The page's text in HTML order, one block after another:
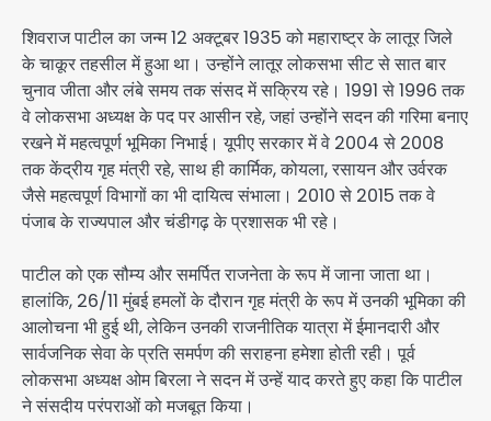
शिवराज पाटील का जन्म 12 अक्टूबर 1935 को महाराष्ट्र के लातूर जिले
के चाकूर तहसील में हुआ था। उन्होंने लातूर लोकसभा सीट से सात बार
चुनाव जीता और लंबे समय तक संसद में सक्रिय रहे। 1991 से 1996 तक
वे लोकसभा अध्यक्ष के पद पर आसीन रहे, जहां उन्होंने सदन की गरिमा बनाए
रखने में महत्वपूर्ण भूमिका निभाई। यूपीए सरकार में वे 2004 से 2008
तक केंद्रीय गृह मंत्री रहे, साथ ही कार्मिक, कोयला, रसायन और उर्वरक
जैसे महत्वपूर्ण विभागों का भी दायित्व संभाला। 2010 से 2015 तक वे
पंजाब के राज्यपाल और चंडीगढ़ के प्रशासक भी रहे।
पाटील को एक सौम्य और समर्पित राजनेता के रूप में जाना जाता था।
हालांकि, 26/11 मुंबई हमलों के दौरान गृह मंत्री के रूप में उनकी भूमिका की
आलोचना भी हुई थी, लेकिन उनकी राजनीतिक यात्रा में ईमानदारी और
सार्वजनिक सेवा के प्रति समर्पण की सराहना हमेशा होती रही। पूर्व
लोकसभा अध्यक्ष ओम बिरला ने सदन में उन्हें याद करते हुए कहा कि पाटील
ने संसदीय परंपराओं को मजबूत किया।